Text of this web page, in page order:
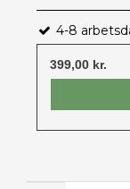
4-8
399,00 kr.